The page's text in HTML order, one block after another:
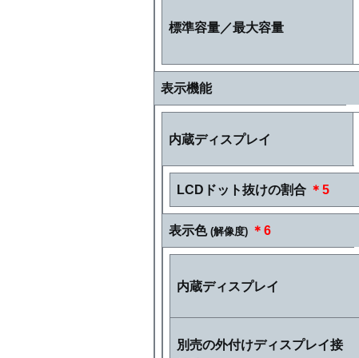
標準容量／最大容量
表示機能
内蔵ディスプレイ
LCDドット抜けの割合 ＊5
表示色 (解像度) ＊6
内蔵ディスプレイ
別売の外付けディスプレイ接